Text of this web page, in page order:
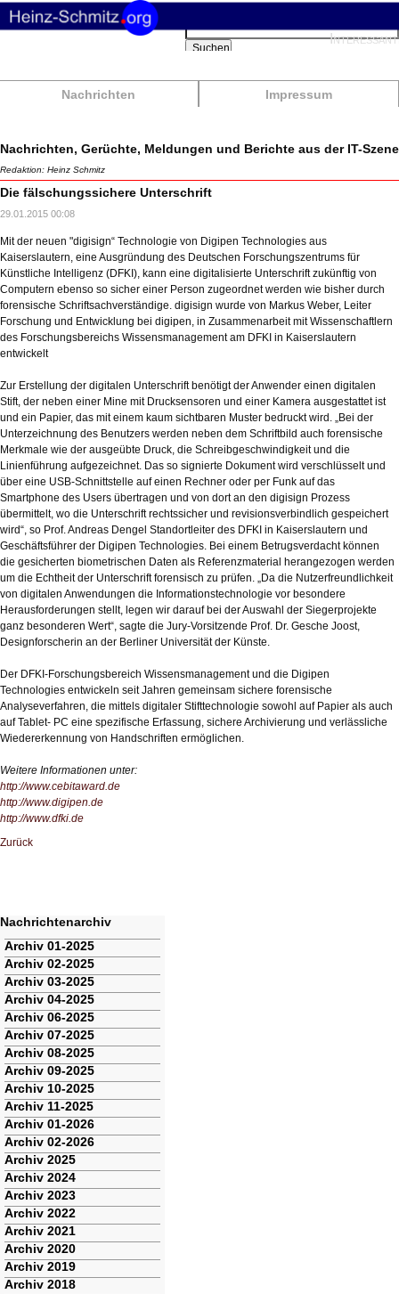
Nachrichten Impressum
Suchbegriffe
Suchen
Nachrichten, Gerüchte, Meldungen und Berichte aus der IT-Szene
Redaktion: Heinz Schmitz
Die fälschungssichere Unterschrift
29.01.2015 00:08
Mit der neuen "digisign“ Technologie von Digipen Technologies aus
Kaiserslautern, eine Ausgründung des Deutschen Forschungszentrums für
Künstliche Intelligenz (DFKI), kann eine digitalisierte Unterschrift zukünftig von
Computern ebenso so sicher einer Person zugeordnet werden wie bisher durch
forensische Schriftsachverständige. digisign wurde von Markus Weber, Leiter
Forschung und Entwicklung bei digipen, in Zusammenarbeit mit Wissenschaftlern
des Forschungsbereichs Wissensmanagement am DFKI in Kaiserslautern
entwickelt
Zur Erstellung der digitalen Unterschrift benötigt der Anwender einen digitalen
Stift, der neben einer Mine mit Drucksensoren und einer Kamera ausgestattet ist
und ein Papier, das mit einem kaum sichtbaren Muster bedruckt wird. „Bei der
Unterzeichnung des Benutzers werden neben dem Schriftbild auch forensische
Merkmale wie der ausgeübte Druck, die Schreibgeschwindigkeit und die
Linienführung aufgezeichnet. Das so signierte Dokument wird verschlüsselt und
über eine USB-Schnittstelle auf einen Rechner oder per Funk auf das
Smartphone des Users übertragen und von dort an den digisign Prozess
übermittelt, wo die Unterschrift rechtssicher und revisionsverbindlich gespeichert
wird“, so Prof. Andreas Dengel Standortleiter des DFKI in Kaiserslautern und
Geschäftsführer der Digipen Technologies. Bei einem Betrugsverdacht können
die gesicherten biometrischen Daten als Referenzmaterial herangezogen werden
um die Echtheit der Unterschrift forensisch zu prüfen. „Da die Nutzerfreundlichkeit
von digitalen Anwendungen die Informationstechnologie vor besondere
Herausforderungen stellt, legen wir darauf bei der Auswahl der Siegerprojekte
ganz besonderen Wert“, sagte die Jury-Vorsitzende Prof. Dr. Gesche Joost,
Designforscherin an der Berliner Universität der Künste.
Der DFKI-Forschungsbereich Wissensmanagement und die Digipen
Technologies entwickeln seit Jahren gemeinsam sichere forensische
Analyseverfahren, die mittels digitaler Stifttechnologie sowohl auf Papier als auch
auf Tablet- PC eine spezifische Erfassung, sichere Archivierung und verlässliche
Wiedererkennung von Handschriften ermöglichen.
Weitere Informationen unter:
http://www.cebitaward.de
http://www.digipen.de
http://www.dfki.de
Zurück
Nachrichtenarchiv
Navigation
überspringen
Archiv 01-2025
Archiv 02-2025
Archiv 03-2025
Archiv 04-2025
Archiv 06-2025
Archiv 07-2025
Archiv 08-2025
Archiv 09-2025
Archiv 10-2025
Archiv 11-2025
Archiv 01-2026
Archiv 02-2026
Archiv 2025
Archiv 2024
Archiv 2023
Archiv 2022
Archiv 2021
Archiv 2020
Archiv 2019
Archiv 2018